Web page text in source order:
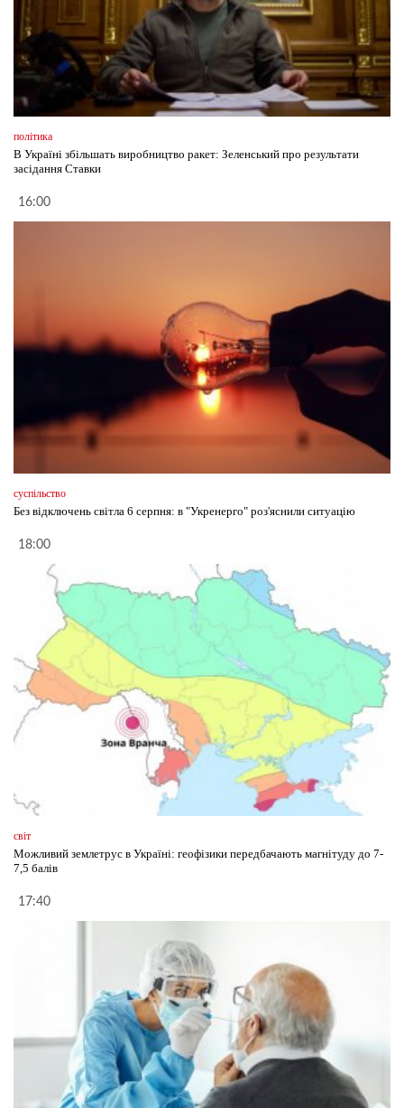
політика
В Україні збільшать виробництво ракет: Зеленський про результати
засідання Ставки
16:00
суспільство
Без відключень світла 6 серпня: в "Укренерго" роз'яснили ситуацію
18:00
світ
Можливий землетрус в Україні: геофізики передбачають магнітуду до 7-
7,5 балів
17:40